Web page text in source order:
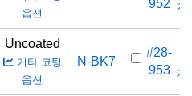
옵션
952 가
Uncoated
기타 코팅
옵션
N-BK7
#28-
953 가